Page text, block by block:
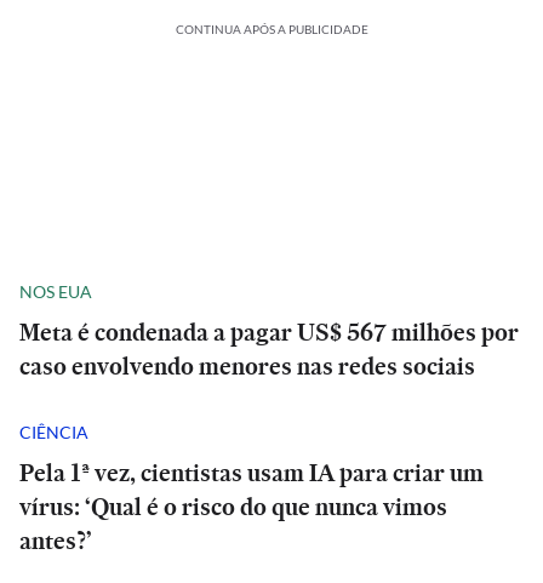
CONTINUA APÓS A PUBLICIDADE
NOS EUA
Meta é condenada a pagar US$ 567 milhões por
caso envolvendo menores nas redes sociais
CIÊNCIA
Pela 1ª vez, cientistas usam IA para criar um
vírus: ‘Qual é o risco do que nunca vimos
antes?’